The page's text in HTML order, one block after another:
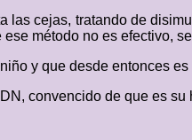
las cejas, tratando de
método no es efectivo,
y que desde entonces
convencido de que es su